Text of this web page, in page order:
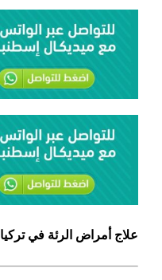
علاج أمراض الرئة في تركيا